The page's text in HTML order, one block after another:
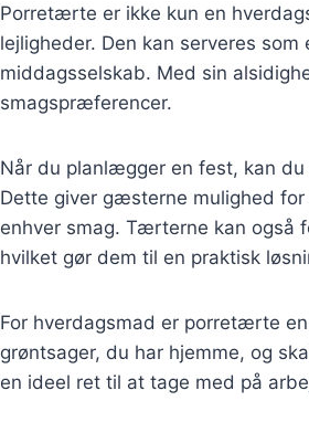
Porretærte er ikke kun en
lejligheder. Den kan serveres
middagsselskab. Med sin
smagspræferencer.
Når du planlægger en fest, kan
Dette giver gæsterne mulighed
enhver smag. Tærterne kan også
hvilket gør dem til en praktisk
For hverdagsmad er porretærte
grøntsager, du har hjemme, og
en ideel ret til at tage med på